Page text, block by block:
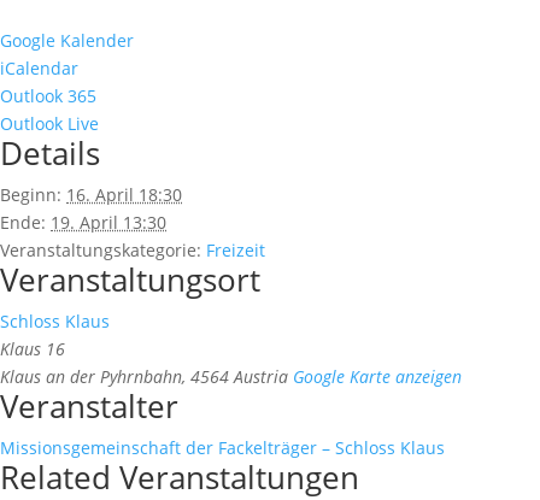
Google Kalender
iCalendar
Outlook 365
Outlook Live
Details
Beginn: 16. April 18:30
Ende: 19. April 13:30
Veranstaltungskategorie: Freizeit
Veranstaltungsort
Schloss Klaus
Klaus 16
Klaus an der Pyhrnbahn, 4564 Austria Google Karte anzeigen
Veranstalter
Missionsgemeinschaft der Fackelträger – Schloss Klaus
Related Veranstaltungen